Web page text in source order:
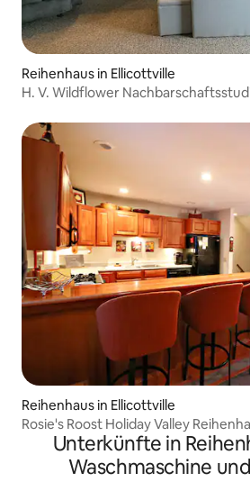
Reihenhaus in Ellicottville
H. V. Wildflower
Reihenhaus in Ellicottville
Rosie's Roost Holiday Valley
Unterkünfte in
Waschmaschine